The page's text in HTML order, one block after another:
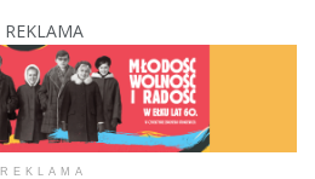
REKLAMA
REKLAMA